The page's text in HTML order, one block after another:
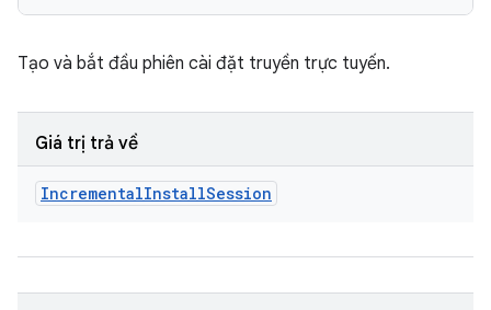
Tạo và bắt đầu phiên cài đặt truyền trực tuyến.
Giá trị trả về
IncrementalInstallSession